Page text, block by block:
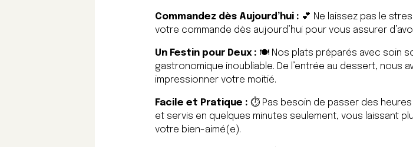
Commandez dès Aujourd’hui : 💕 Ne laissez pas le
votre commande dès aujourd’hui pour vous assurer
Un Festin pour Deux : 🍽️ Nos plats préparés avec soin
gastronomique inoubliable. De l’entrée au dessert, nous
impressionner votre moitié.
Facile et Pratique : ⏱️ Pas besoin de passer des
et servis en quelques minutes seulement, vous laissant
votre bien-aimé(e).